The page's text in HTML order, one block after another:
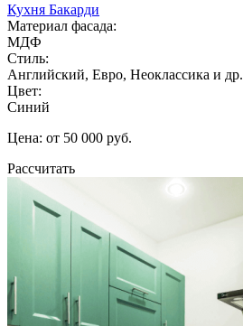
Кухня Бакарди
Материал фасада:
МДФ
Стиль:
Английский, Евро, Неоклассика и др.
Цвет:
Синий
Цена: от 50 000 руб.
Рассчитать